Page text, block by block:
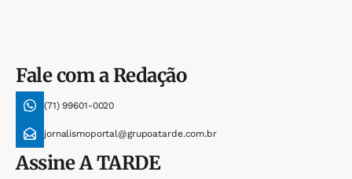
Fale com a Redação
(71) 99601-0020
jornalismoportal@grupoatarde.com.br
AssineA TARDE